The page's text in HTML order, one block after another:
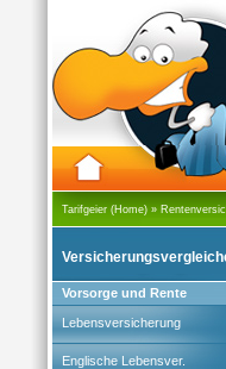
Tarifgeier (Home) »
Vorsorge und Rente
Lebensversicherung
Englische Lebensver.